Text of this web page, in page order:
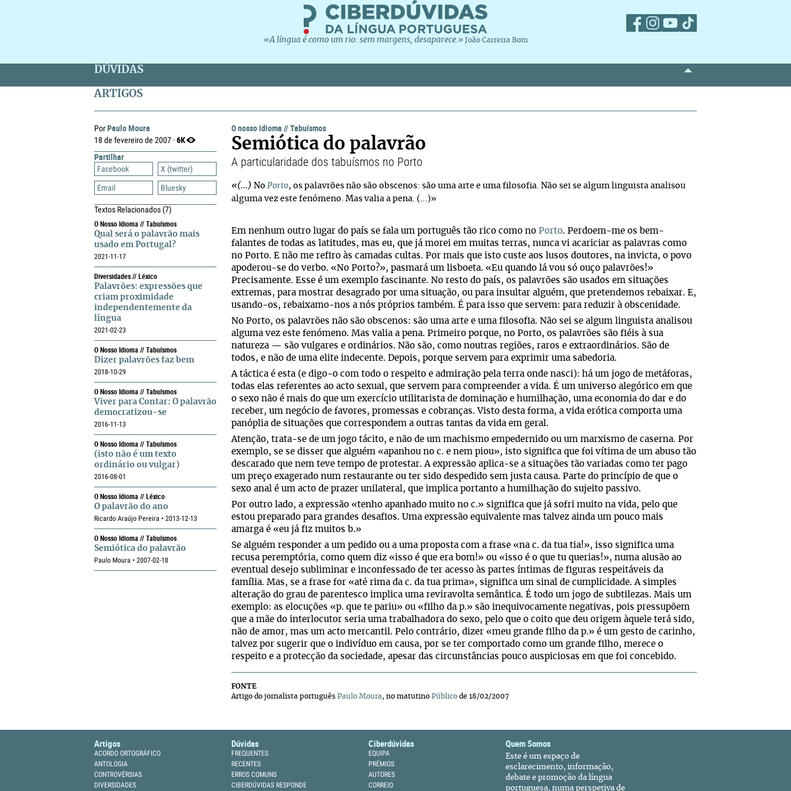
«A língua é como um rio: sem margens, desaparece.» João Carreira Bom
DÚVIDAS
ARTIGOS
PorPaulo Moura
18 de fevereiro de 2007 ·6K
Partilhar
Facebook
X (twitter)
Email
Bluesky
Textos Relacionados(7)
O Nosso Idioma // Tabuísmos
Qual será o palavrão mais
usado em Portugal?
2021-11-17
Diversidades // Léxico
Palavrões: expressões que
criam proximidade
independentemente da
língua
2021-02-23
O Nosso Idioma // Tabuísmos
Dizer palavrões faz bem
2018-10-29
O Nosso Idioma // Tabuísmos
Viver para Contar: O palavrão
democratizou-se
2016-11-13
O Nosso Idioma // Tabuísmos
(isto não é um texto
ordinário ou vulgar)
2016-08-01
O Nosso Idioma // Léxico
O palavrão do ano
Ricardo Araújo Pereira • 2013-12-13
O Nosso Idioma // Tabuísmos
Semiótica do palavrão
Paulo Moura • 2007-02-18
O nosso idioma //Tabuísmos
Semiótica do palavrão
A particularidade dos tabuísmos no Porto
«(...) No Porto, os palavrões não são obscenos: são uma arte e uma filosofia. Não sei se algum linguista analisou
alguma vez este fenómeno. Mas valia a pena. (...)»
Em nenhum outro lugar do país se fala um português tão rico como no Porto. Perdoem-me os bem-
falantes de todas as latitudes, mas eu, que já morei em muitas terras, nunca vi acariciar as palavras como
no Porto. E não me refiro às camadas cultas. Por mais que isto custe aos lusos doutores, na invicta, o povo
apoderou-se do verbo. «No Porto?», pasmará um lisboeta. «Eu quando lá vou só ouço palavrões!»
Precisamente. Esse é um exemplo fascinante. No resto do país, os palavrões são usados em situações
extremas, para mostrar desagrado por uma situação, ou para insultar alguém, que pretendemos rebaixar. E,
usando-os, rebaixamo-nos a nós próprios também. É para isso que servem: para reduzir à obscenidade.
No Porto, os palavrões não são obscenos: são uma arte e uma filosofia. Não sei se algum linguista analisou
alguma vez este fenómeno. Mas valia a pena. Primeiro porque, no Porto, os palavrões são fiéis à sua
natureza — são vulgares e ordinários. Não são, como noutras regiões, raros e extraordinários. São de
todos, e não de uma elite indecente. Depois, porque servem para exprimir uma sabedoria.
A táctica é esta (e digo-o com todo o respeito e admiração pela terra onde nasci): há um jogo de metáforas,
todas elas referentes ao acto sexual, que servem para compreender a vida. É um universo alegórico em que
o sexo não é mais do que um exercício utilitarista de dominação e humilhação, uma economia do dar e do
receber, um negócio de favores, promessas e cobranças. Visto desta forma, a vida erótica comporta uma
panóplia de situações que correspondem a outras tantas da vida em geral.
Atenção, trata-se de um jogo tácito, e não de um machismo empedernido ou um marxismo de caserna. Por
exemplo, se se disser que alguém «apanhou no c. e nem piou», isto significa que foi vítima de um abuso tão
descarado que nem teve tempo de protestar. A expressão aplica-se a situações tão variadas como ter pago
um preço exagerado num restaurante ou ter sido despedido sem justa causa. Parte do princípio de que o
sexo anal é um acto de prazer unilateral, que implica portanto a humilhação do sujeito passivo.
Por outro lado, a expressão «tenho apanhado muito no c.» significa que já sofri muito na vida, pelo que
estou preparado para grandes desafios. Uma expressão equivalente mas talvez ainda um pouco mais
amarga é «eu já fiz muitos b.»
Se alguém responder a um pedido ou a uma proposta com a frase «na c. da tua tia!», isso significa uma
recusa peremptória, como quem diz «isso é que era bom!» ou «isso é o que tu querias!», numa alusão ao
eventual desejo subliminar e inconfessado de ter acesso às partes íntimas de figuras respeitáveis da
família. Mas, se a frase for «até rima da c. da tua prima», significa um sinal de cumplicidade. A simples
alteração do grau de parentesco implica uma reviravolta semântica. É todo um jogo de subtilezas. Mais um
exemplo: as elocuções «p. que te pariu» ou «filho da p.» são inequivocamente negativas, pois pressupõem
que a mãe do interlocutor seria uma trabalhadora do sexo, pelo que o coito que deu origem àquele terá sido,
não de amor, mas um acto mercantil. Pelo contrário, dizer «meu grande filho da p.» é um gesto de carinho,
talvez por sugerir que o indivíduo em causa, por se ter comportado como um grande filho, merece o
respeito e a protecção da sociedade, apesar das circunstâncias pouco auspiciosas em que foi concebido.
FONTE
Artigo do jornalista português Paulo Moura, no matutino Público de 18/02/2007
Artigos
ACORDO ORTOGRÁFICO
ANTOLOGIA
CONTROVÉRSIAS
DIVERSIDADES
Dúvidas
FREQUENTES
RECENTES
ERROS COMUNS
CIBERDÚVIDAS RESPONDE
Ciberdúvidas
EQUIPA
PRÉMIOS
AUTORES
CORREIO
Quem Somos
Este é um espaço de
esclarecimento, informação,
debate e promoção da língua
portuguesa, numa perspetiva de